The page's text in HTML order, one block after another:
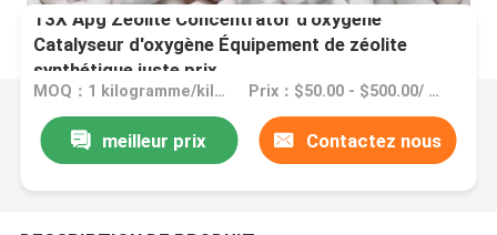
13X Apg Zéolite Concentrator d'oxygène
Catalyseur d'oxygène Équipement de zéolite
synthétique juste prix
MOQ：1 kilogramme/kilogrammes Prix：$50.00 - $500.00/ kilogram
meilleur prix Contactez nous